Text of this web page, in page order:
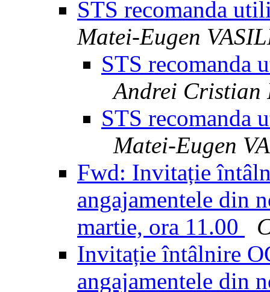
STS recomanda
Matei-Eugen
STS recomanda
Andrei Cristian
STS recomanda
Matei-Eugen
Fwd: Invitație
angajamentele din
martie, ora 11.00
Invitație întâlnire
angajamentele din